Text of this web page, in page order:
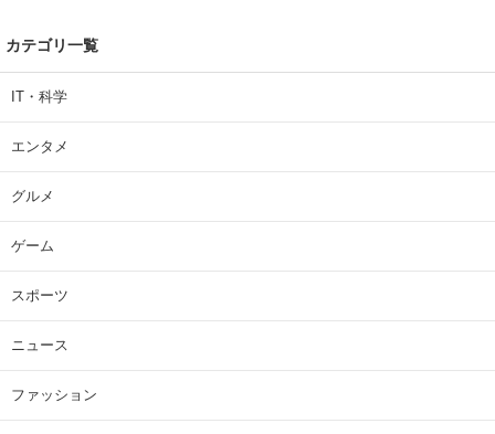
カテゴリ一覧
IT・科学
エンタメ
グルメ
ゲーム
スポーツ
ニュース
ファッション